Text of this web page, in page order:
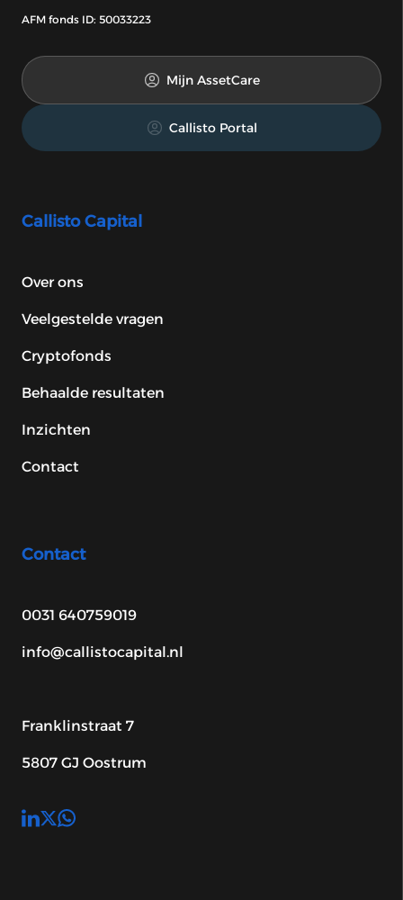
AFM fonds ID: 50033223
Mijn AssetCare
Callisto Portal
Callisto Capital
Over ons
Veelgestelde vragen
Cryptofonds
Behaalde resultaten
Inzichten
Contact
Contact
0031 640759019
info@callistocapital.nl
Franklinstraat 7
5807 GJ Oostrum